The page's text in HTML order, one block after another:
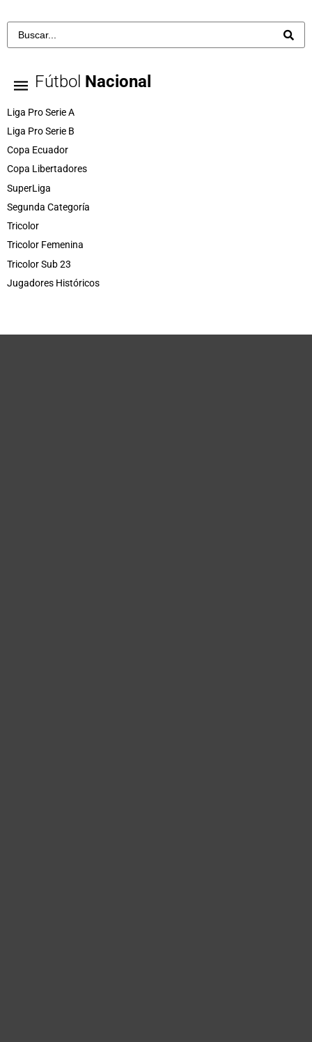
Fútbol Nacional
Liga Pro Serie A
Liga Pro Serie B
Copa Ecuador
Copa Libertadores
SuperLiga
Segunda Categoría
Tricolor
Tricolor Femenina
Tricolor Sub 23
Jugadores Históricos